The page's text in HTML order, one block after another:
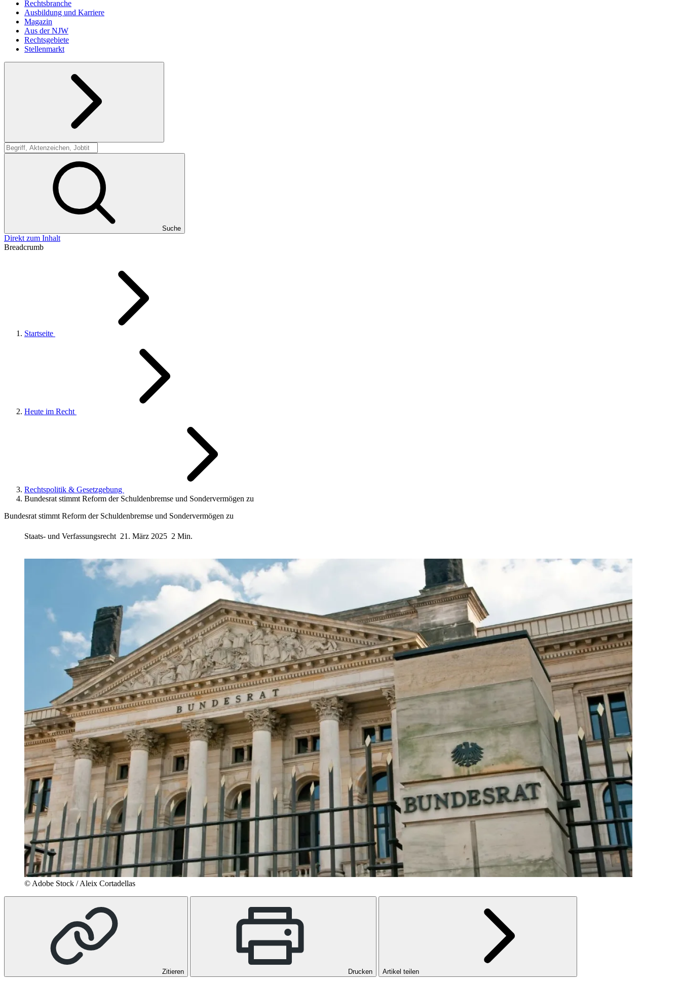
Rechtsbranche
Ausbildung und Karriere
Magazin
Aus der NJW
Rechtsgebiete
Stellenmarkt
Suche
Suche
Direkt zum Inhalt
Breadcrumb
Startseite
Heute im Recht
Rechtspolitik & Gesetzgebung
Bundesrat stimmt Reform der Schuldenbremse und Sondervermögen zu
Bundesrat stimmt Reform der Schuldenbremse und Sondervermögen zu
Staats- und Verfassungsrecht 21. März 2025 2 Min.
© Adobe Stock / Aleix Cortadellas
Zitieren Drucken Artikel teilen